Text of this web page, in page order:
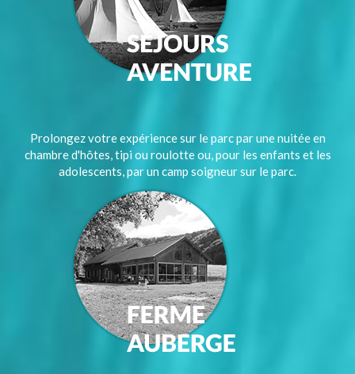
Prolongez votre expérience sur le parc par une nuitée en
chambre d'hôtes, tipi ou roulotte ou, pour les enfants et les
adolescents, par un camp soigneur sur le parc.